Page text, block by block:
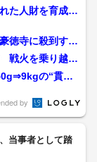
た人財を育成す
徳寺に殺到する
戦火を乗り越え
の“貫録
by
当事者として踏